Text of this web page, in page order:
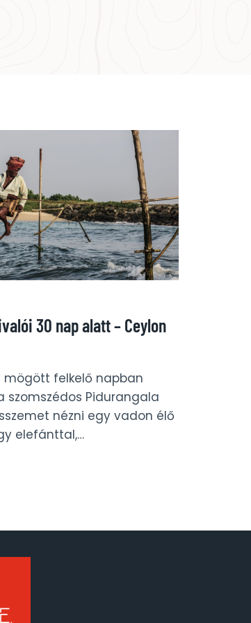
30 nap alatt – Ceylon
mögött felkelő napban
szomszédos Pidurangala
nézni egy vadon élő
elefánttal,…